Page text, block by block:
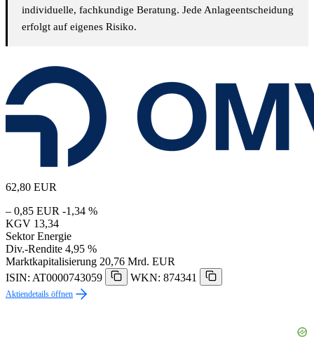
individuelle, fachkundige Beratung. Jede Anlageentscheidung
erfolgt auf eigenes Risiko.
62,80 EUR
– 0,85 EUR -1,34 %
KGV 13,34
Sektor Energie
Div.-Rendite 4,95 %
Marktkapitalisierung 20,76 Mrd. EUR
ISIN: AT0000743059
WKN: 874341
Aktiendetails öffnen